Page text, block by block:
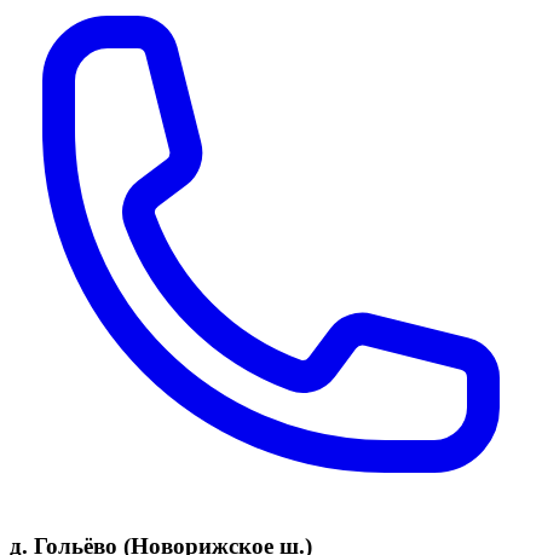
д. Гольёво (Новорижское ш.)